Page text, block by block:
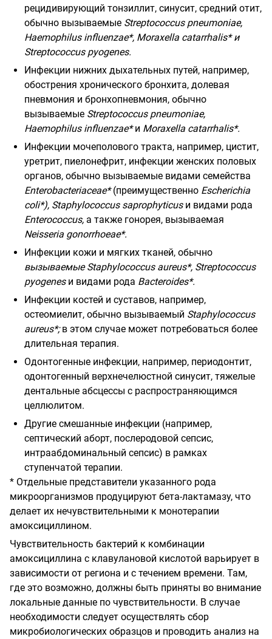
рецидивирующий тонзиллит, синусит, средний отит,
обычно вызываемые Streptococcus pneumoniae,
Haemophilus influenzae*, Moraxella catarrhalis* и
Streptococcus pyogenes.
Инфекции нижних дыхательных путей, например,
обострения хронического бронхита, долевая
пневмония и бронхопневмония, обычно
вызываемые Streptococcus pneumoniae,
Haemophilus influenzae*и Moraxella catarrhalis*.
Инфекции мочеполового тракта, например, цистит,
уретрит, пиелонефрит, инфекции женских половых
органов, обычно вызываемые видами семейства
Enterobacteriaceae*(преимущественно Escherichia
coli*), Staphylococcus saprophyticusи видами рода
Enterococcus, а также гонорея, вызываемая
Neisseria gonorrhoeae*.
Инфекции кожи и мягких тканей, обычно
вызываемыеStaphylococcus aureus*, Streptococcus
pyogenesи видами рода Bacteroides*.
Инфекции костей и суставов, например,
остеомиелит, обычно вызываемый Staphylococcus
aureus*;в этом случае может потребоваться более
длительная терапия.
Одонтогенные инфекции, например, периодонтит,
одонтогенный верхнечелюстной синусит, тяжелые
дентальные абсцессы с распространяющимся
целлюлитом.
Другие смешанные инфекции (например,
септический аборт, послеродовой сепсис,
интраабдоминальный сепсис) в рамках
ступенчатой терапии.
* Отдельные представители указанного рода
микроорганизмов продуцируют бета-лактамазу, что
делает их нечувствительными к монотерапии
амоксициллином.
Чувствительность бактерий к комбинации
амоксициллина с клавулановой кислотой варьирует в
зависимости от региона и с течением времени. Там,
где это возможно, должны быть приняты во внимание
локальные данные по чувствительности. В случае
необходимости следует осуществлять сбор
микробиологических образцов и проводить анализ на